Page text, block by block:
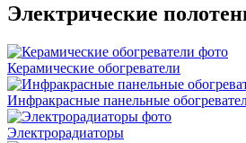
Электрические
Керамические обогреватели
Инфракрасные панельные
Электрорадиаторы